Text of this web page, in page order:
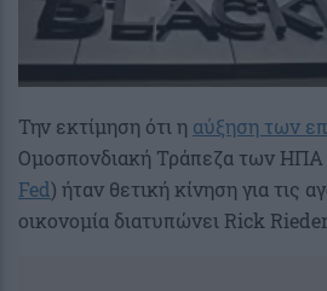
Την εκτίμηση ότι η αύξηση των
Ομοσπονδιακή Τράπεζα των ΗΠΑ
Fed) ήταν θετική κίνηση για τις
οικονομία διατυπώνει Rick